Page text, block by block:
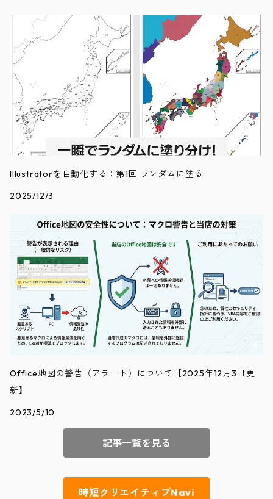
Illustratorを自動化する：第1回 ランダムに塗る
2025/12/3
Office地図の警告（アラート）について【2025年12月3日更
新】
2023/5/10
記事一覧を見る
時短クリエイティブNavi